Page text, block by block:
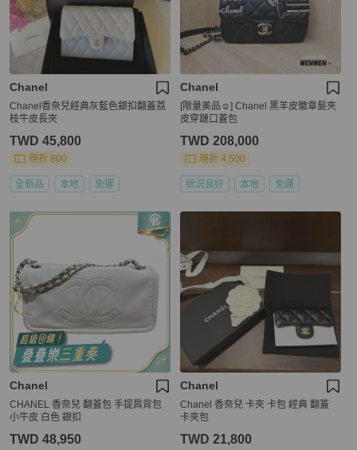
Chanel
Chanel香奈兒經典灰藍色銀扣翻蓋荔
枝牛皮長夾
TWD 45,800
現折 800
全新品 本地 免運
Chanel
[限量美品☺️] Chanel 黑羊皮徽章髮夾
皮穿鏈口蓋包
TWD 208,000
現折 4,500
狀況良好 本地 免運
Chanel
CHANEL 香奈兒 翻蓋包 手提肩背包
小牛皮 白色 銀扣
TWD 48,950
Chanel
Chanel 香奈兒 卡夾 卡包 經典 翻蓋
卡夾包
TWD 21,800